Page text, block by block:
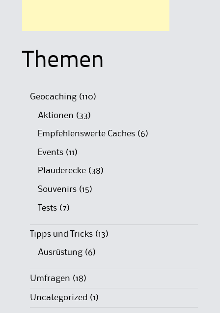
Themen
Geocaching(110)
Aktionen (33)
Empfehlenswerte Caches(6)
Events(11)
Plauderecke(38)
Souvenirs(15)
Tests(7)
Tipps und Tricks(13)
Ausrüstung(6)
Umfragen (18)
Uncategorized (1)